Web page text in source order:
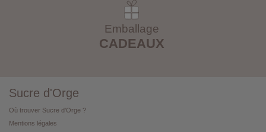
Emballage
CADEAUX
Sucre d'Orge
Où trouver Sucre d'Orge ?
Mentions légales